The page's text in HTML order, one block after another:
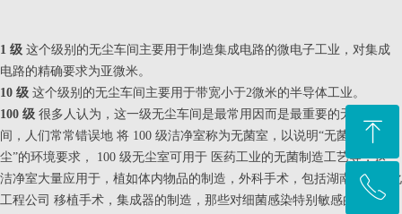
1 级 这个级别的无尘车间主要用于制造集成电路的微电子工业，对集成
电路的精确要求为亚微米。
10 级 这个级别的无尘车间主要用于带宽小于2微米的半导体工业。
100 级 很多人认为，这一级无尘车间是最常用因而是最重要的无尘车
间，人们常常错误地 将 100 级洁净室称为无菌室，以说明“无菌”的或“无
尘”的环境要求， 100 级无尘室可用于 医药工业的无菌制造工艺等，这一
洁净室大量应用于，植如体内物品的制造，外科手术，包括湖南纯臻净化
工程公司 移植手术，集成器的制造，那些对细菌感染特别敏感的病人的
ꁸ
回到顶部
ꂅ